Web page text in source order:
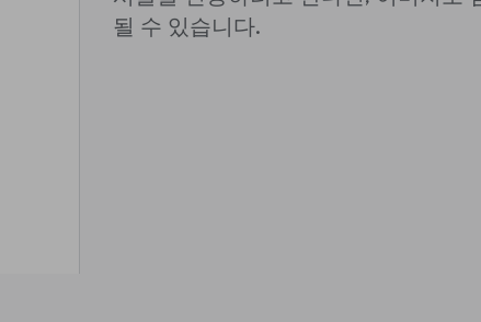
될 수 있습니다.